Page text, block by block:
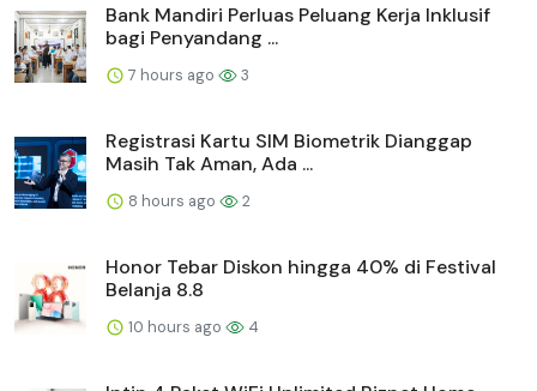
Bank Mandiri Perluas Peluang Kerja Inklusif
bagi Penyandang ...
7 hours ago 3
Registrasi Kartu SIM Biometrik Dianggap
Masih Tak Aman, Ada ...
8 hours ago 2
Honor Tebar Diskon hingga 40% di Festival
Belanja 8.8
10 hours ago 4